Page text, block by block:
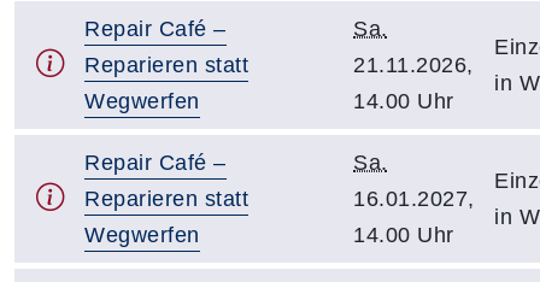
Repair Café –
Reparieren statt
Wegwerfen
Sa.
21.11.2026,
14.00 Uhr
in
Repair Café –
Reparieren statt
Wegwerfen
Sa.
16.01.2027,
14.00 Uhr
in